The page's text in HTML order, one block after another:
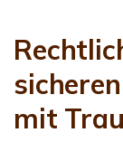
mit